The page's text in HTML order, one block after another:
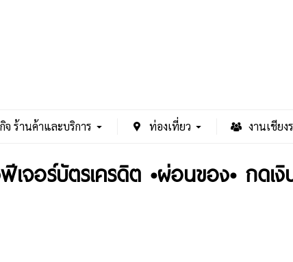
จ ร้านค้าและบริการ ท่องเที่ยว งานเชียง
จอร์บัตรเครดิต •ผ่อนของ• กดเงิ